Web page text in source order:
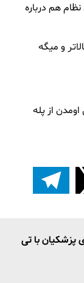
هم درباره
و میگه
از پله
پزشکیان با تی